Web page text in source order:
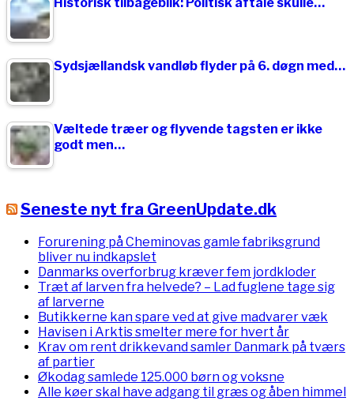
Historisk tilbageblik: Politisk aftale skulle…
Sydsjællandsk vandløb flyder på 6. døgn med…
Væltede træer og flyvende tagsten er ikke
godt men…
Seneste nyt fra GreenUpdate.dk
Forurening på Cheminovas gamle fabriksgrund
bliver nu indkapslet
Danmarks overforbrug kræver fem jordkloder
Træt af larven fra helvede? – Lad fuglene tage sig
af larverne
Butikkerne kan spare ved at give madvarer væk
Havisen i Arktis smelter mere for hvert år
Krav om rent drikkevand samler Danmark på tværs
af partier
Økodag samlede 125.000 børn og voksne
Alle køer skal have adgang til græs og åben himmel